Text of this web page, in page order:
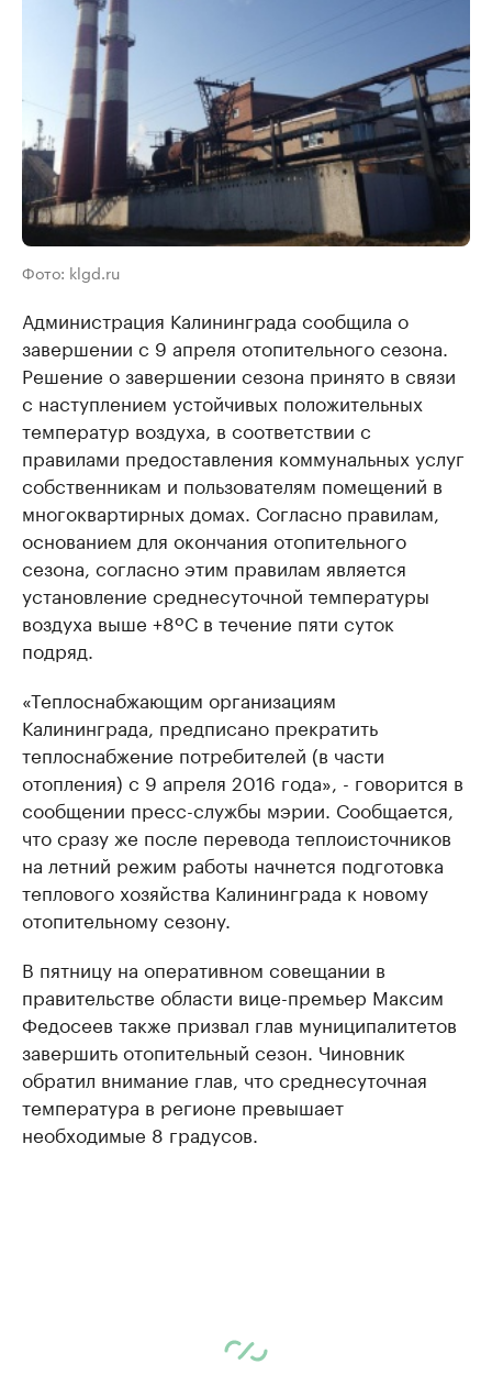
Фото: klgd.ru
Администрация Калининграда сообщила о
завершении с 9 апреля отопительного сезона.
Решение о завершении сезона принято в связи
с наступлением устойчивых положительных
температур воздуха, в соответствии с
правилами предоставления коммунальных услуг
собственникам и пользователям помещений в
многоквартирных домах. Согласно правилам,
основанием для окончания отопительного
сезона, согласно этим правилам является
установление среднесуточной температуры
воздуха выше +8ºС в течение пяти суток
подряд.
«Теплоснабжающим организациям
Калининграда, предписано прекратить
теплоснабжение потребителей (в части
отопления) с 9 апреля 2016 года», - говорится в
сообщении пресс-службы мэрии. Сообщается,
что сразу же после перевода теплоисточников
на летний режим работы начнется подготовка
теплового хозяйства Калининграда к новому
отопительному сезону.
В пятницу на оперативном совещании в
правительстве области вице-премьер Максим
Федосеев также призвал глав муниципалитетов
завершить отопительный сезон. Чиновник
обратил внимание глав, что среднесуточная
температура в регионе превышает
необходимые 8 градусов.